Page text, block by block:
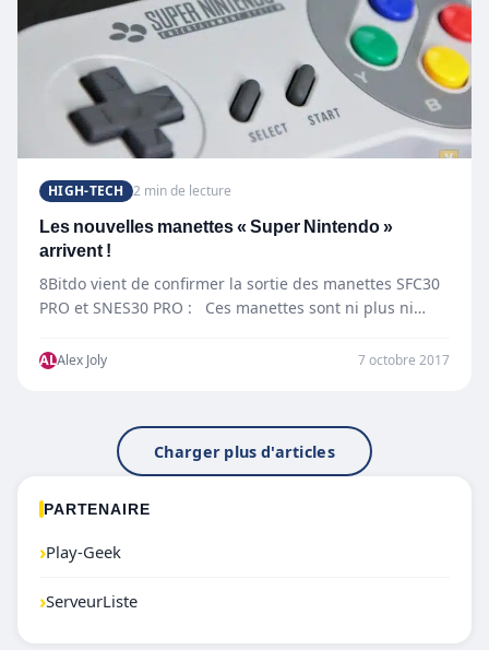
HIGH-TECH 2 min de lecture
Les nouvelles manettes « Super Nintendo »
arrivent !
8Bitdo vient de confirmer la sortie des manettes SFC30
PRO et SNES30 PRO : Ces manettes sont ni plus ni…
ALAlex Joly 7 octobre 2017
Charger plus d'articles
PARTENAIRE
›Play-Geek
›ServeurListe